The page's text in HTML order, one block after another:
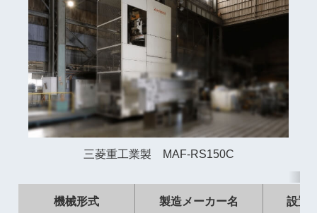
三菱重工業製 MAF-RS150C
機械形式 製造メーカー名 設置